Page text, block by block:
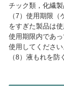
チック類，化繊製
（7）使用期限
をすぎた製品は使
使用期限内であ
使用してください
（8）液もれを